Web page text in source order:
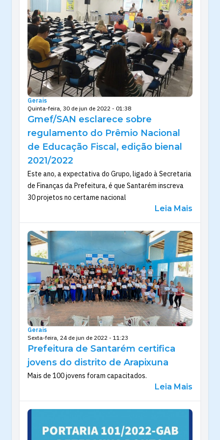
Gerais
Quinta-feira, 30 de jun de 2022 - 01:38
Gmef/SAN esclarece sobre
regulamento do Prêmio Nacional
de Educação Fiscal, edição bienal
2021/2022
Este ano, a expectativa do Grupo, ligado à Secretaria
de Finanças da Prefeitura, é que Santarém inscreva
30 projetos no certame nacional
Leia Mais
Gerais
Sexta-feira, 24 de jun de 2022 - 11:23
Prefeitura de Santarém certifica
jovens do distrito de Arapixuna
Mais de 100 jovens foram capacitados.
Leia Mais